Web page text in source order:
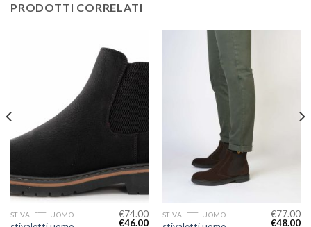
PRODOTTI CORRELATI
STIVALETTI UOMO €74.00
€46.00
STIVALETTI UOMO €77.00
€48.00